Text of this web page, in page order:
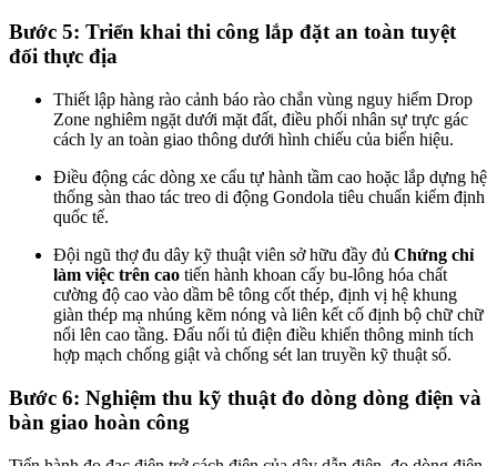
Bước 5: Triển khai thi công lắp đặt an toàn tuyệt
đối thực địa
Thiết lập hàng rào cảnh báo rào chắn vùng nguy hiểm Drop
Zone nghiêm ngặt dưới mặt đất, điều phối nhân sự trực gác
cách ly an toàn giao thông dưới hình chiếu của biển hiệu.
Điều động các dòng xe cẩu tự hành tầm cao hoặc lắp dựng hệ
thống sàn thao tác treo di động Gondola tiêu chuẩn kiểm định
quốc tế.
Đội ngũ thợ đu dây kỹ thuật viên sở hữu đầy đủ Chứng chỉ
làm việc trên cao tiến hành khoan cấy bu-lông hóa chất
cường độ cao vào dầm bê tông cốt thép, định vị hệ khung
giàn thép mạ nhúng kẽm nóng và liên kết cố định bộ chữ chữ
nổi lên cao tầng. Đấu nối tủ điện điều khiển thông minh tích
hợp mạch chống giật và chống sét lan truyền kỹ thuật số.
Bước 6: Nghiệm thu kỹ thuật đo dòng dòng điện và
bàn giao hoàn công